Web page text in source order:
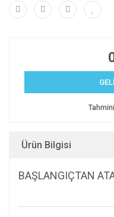
Ürün Bilgisi
BAŞLANGIÇTAN